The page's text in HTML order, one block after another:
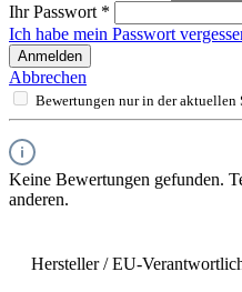
Ihr Passwort *
Ich habe mein Passwort
Anmelden
Abbrechen
Bewertungen nur in der aktuellen
Keine Bewertungen gefunden.
anderen.
Hersteller / EU-